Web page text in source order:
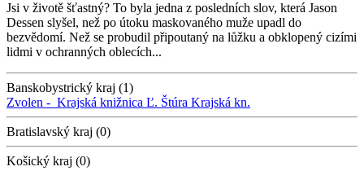
Jsi v životě šťastný? To byla jedna z posledních slov, která Jason
Dessen slyšel, než po útoku maskovaného muže upadl do
bezvědomí. Než se probudil připoutaný na lůžku a obklopený cizími
lidmi v ochranných oblecích...
Banskobystrický kraj (1)
Zvolen - Krajská knižnica Ľ. Štúra Krajská kn.
Bratislavský kraj (0)
Košický kraj (0)